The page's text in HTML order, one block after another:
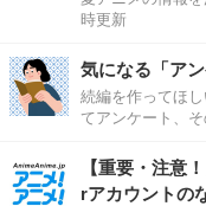
時更新
気になる「ア
続編を作ってほ
てアンケート、
【重要・注意
rアカウントの